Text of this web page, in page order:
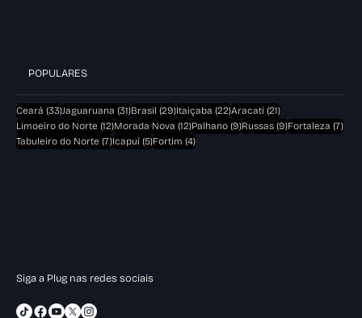
POPULARES
Ceará (33)33 posts
Jaguaruana (31)31 posts
Brasil (29)29 posts
Itaiçaba (22)22 posts
Aracati (21)21 posts
Limoeiro do Norte (12)12 posts
Morada Nova (12)12 posts
Palhano (9)9 posts
Russas (9)9 posts
Fortaleza (7)7
Tabuleiro do Norte (7)7 posts
Icapuí (5)5 posts
Fortim (4)4 posts
Siga a Plug nas redes sociais